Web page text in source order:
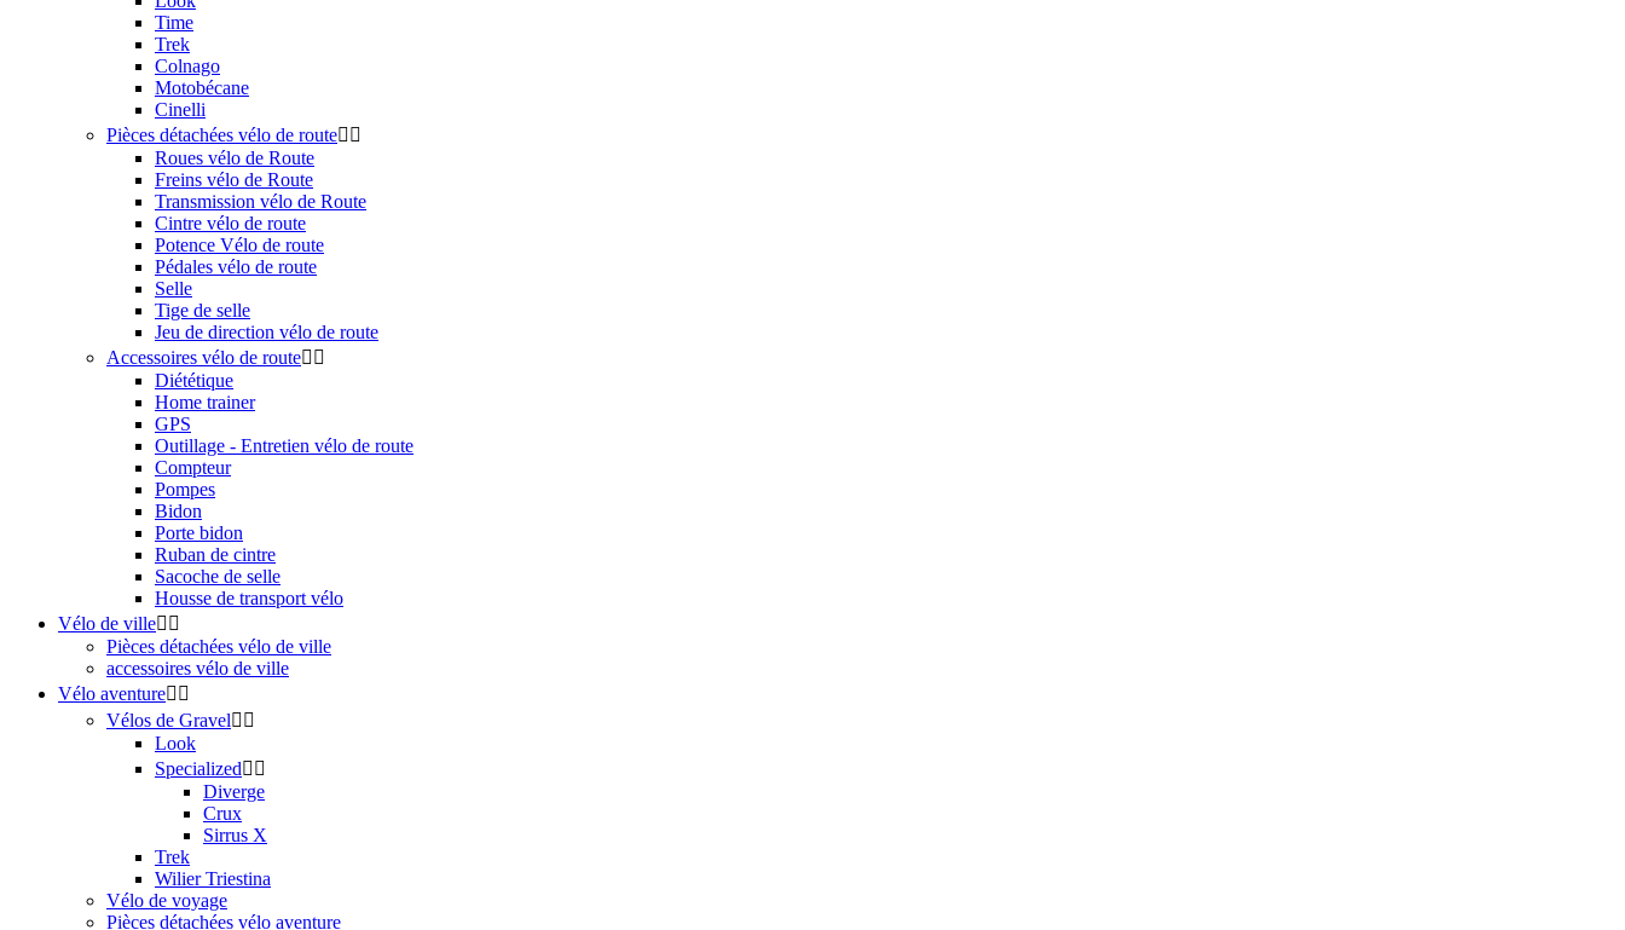
Time
Trek
Colnago
Motobécane
Cinelli
Pièces détachées vélo de route 
Roues vélo de Route
Freins vélo de Route
Transmission vélo de Route
Cintre vélo de route
Potence Vélo de route
Pédales vélo de route
Selle
Tige de selle
Jeu de direction vélo de route
Accessoires vélo de route 
Diététique
Home trainer
GPS
Outillage - Entretien vélo de route
Compteur
Pompes
Bidon
Porte bidon
Ruban de cintre
Sacoche de selle
Housse de transport vélo
Vélo de ville 
Pièces détachées vélo de ville
accessoires vélo de ville
Vélo aventure 
Vélos de Gravel 
Look
Specialized 
Diverge
Crux
Sirrus X
Trek
Wilier Triestina
Vélo de voyage
Pièces détachées vélo aventure